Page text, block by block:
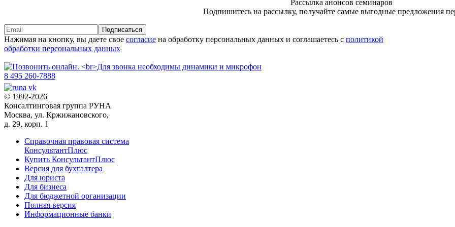
Рассылка анонсов семинаров
Подпишитесь на рассылку, получайте самые выгодные предложения
Подписаться
Нажимая на кнопку, вы даете свое согласие на обработку персональных данных и соглашаетесь с политикой
обработки персональных данных
8 495 260-7888
© 1992-2026
Консалтинговая группа РУНА
Москва, ул. Кржижановского,
д. 29, корп. 1
Справочная правовая система
КонсультантПлюс
Купить КонсультантПлюс
Версия для бухгалтера
Для юриста
Для бизнеса
Для бюджетной организации
Полная версия
Информационные банки